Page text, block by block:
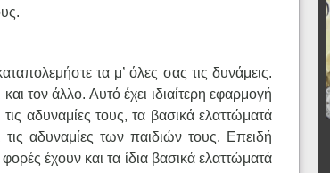
τα μ’ όλες σας τις δυνάμεις.
τον άλλο. Αυτό έχει ιδιαίτερη εφαρμογή
αδυναμίες τους, τα βασικά ελαττώματά
αδυναμίες των παιδιών τους. Επειδή
έχουν και τα ίδια βασικά ελαττώματά